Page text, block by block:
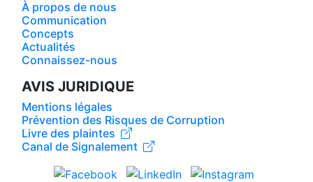
À propos de nous
Communication
Concepts
Actualités
Connaissez-nous
AVIS JURIDIQUE
Mentions légales
Prévention des Risques de Corruption
Livre des plaintes
Canal de Signalement